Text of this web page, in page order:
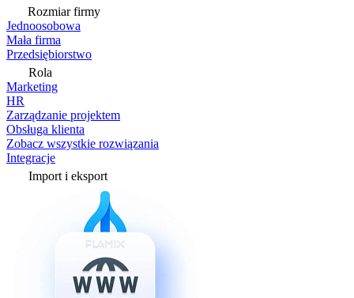
Rozmiar firmy
Jednoosobowa
Mała firma
Przedsiębiorstwo
Rola
Marketing
HR
Zarządzanie projektem
Obsługa klienta
Zobacz wszystkie rozwiązania
Integracje
Import i eksport